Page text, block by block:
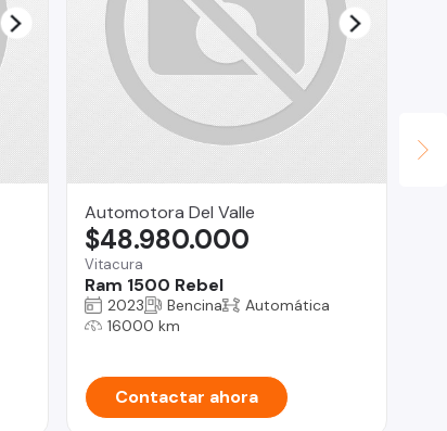
Automotora Del Valle
Vitacura
Ram 1500 Rebel
$48.980.000
2023 Bencina
Automática
16000 km
Contactar ahora